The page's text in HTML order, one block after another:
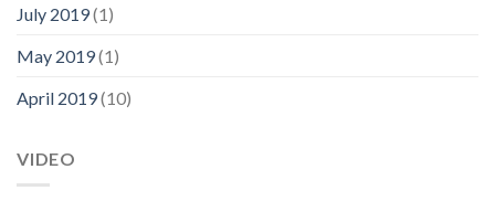
July 2019(1)
May 2019(1)
April 2019(10)
VIDEO